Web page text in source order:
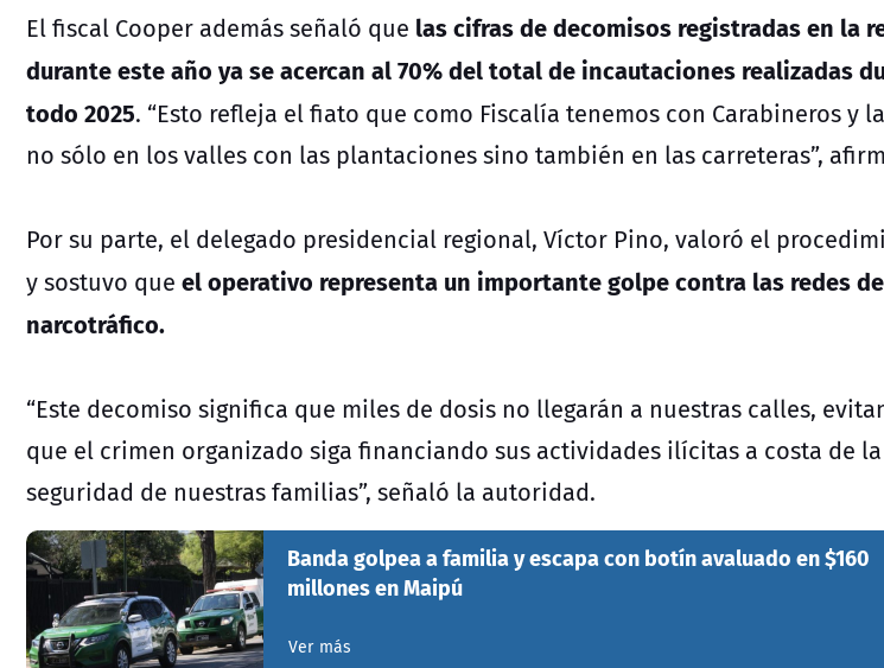
El fiscal Cooper además señaló que las cifras de decomisos registradas en la
durante este año ya se acercan al 70% del total de incautaciones realizadas
todo 2025. “Esto refleja el fiato que como Fiscalía tenemos con Carabineros y
no sólo en los valles con las plantaciones sino también en las carreteras”,
Por su parte, el delegado presidencial regional, Víctor Pino, valoró el
y sostuvo que el operativo representa un importante golpe contra las redes de
narcotráfico.
“Este decomiso significa que miles de dosis no llegarán a nuestras calles,
que el crimen organizado siga financiando sus actividades ilícitas a costa de la
seguridad de nuestras familias”, señaló la autoridad.
Banda golpea a familia y escapa con botín avaluado en $160
millones en Maipú
Ver más